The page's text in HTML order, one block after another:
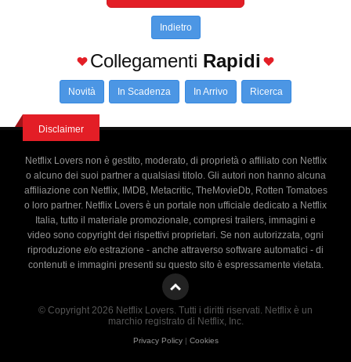
Indietro
Collegamenti Rapidi
Novità In Scadenza In Arrivo Ricerca
Disclaimer
Netflix Lovers non è gestito, moderato, di proprietà o affiliato con Netflix
o alcuno dei suoi partner a qualsiasi titolo. Gli autori non hanno alcuna
affiliazione con Netflix, IMDB, Metacritic, TheMovieDb, Rotten Tomatoes
o loro partner. Netflix Lovers è un portale non ufficiale dedicato a Netflix
Italia, tutto il materiale promozionale, compresi trailers, immagini e
video sono copyright dei rispettivi proprietari. Se non autorizzata, ogni
riproduzione e/o estrazione - anche attraverso software automatici - di
contenuti e immagini presenti su questo sito è espressamente vietata.
© Copyright 2026 Netflix Lovers. Tutti i diritti riservati. Netflix è un
marchio registrato di Netflix, Inc.
Privacy Policy| Cookies